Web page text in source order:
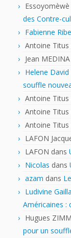
Essoyomèwè
des Contre-
Fabienne
Antoine Titus
Jean MEDINA
Helene David
souffle
Antoine Titus
Antoine Titus
Antoine Titus
LAFON
LAFON dans
Nicolas dans
azam dans
Ludivine
Américaines :
Hugues
pour un